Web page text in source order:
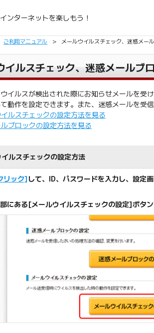
ンターネットを楽しもう！
ご利用マニュアル > メールウイルスチェック、迷惑メー
イルスチェック、迷惑メールブ
イルスが検出された際にお知らせメールを受
動作を設定できます。また、迷惑メールを受
ルスチェックの設定方法を見る
ブロックの設定方法を見る
ルスチェックの設定方法
リック] して、ID、パスワードを入力し、設定
にある[メールウイルスチェックの設定]ボタン